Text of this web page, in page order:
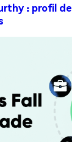
: profil